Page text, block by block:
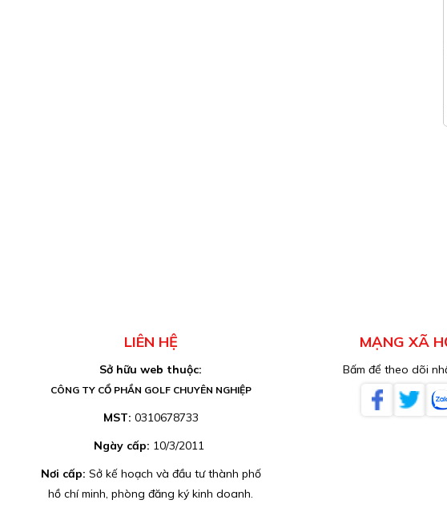
LIÊN HỆ
Sở hữu web thuộc:
CÔNG TY CỔ PHẦN GOLF CHUYÊN NGHIỆP
MST: 0310678733
Ngày cấp: 10/3/2011
Nơi cấp: Sở kế hoạch và đầu tư thành phố
hồ chí minh, phòng đăng ký kinh doanh.
MẠNG XÃ
Bấm để theo dõi